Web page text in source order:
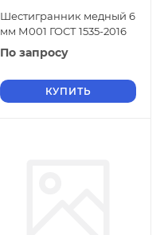
Шестигранник медный 6
мм М001 ГОСТ 1535-2016
По запросу
КУПИТЬ